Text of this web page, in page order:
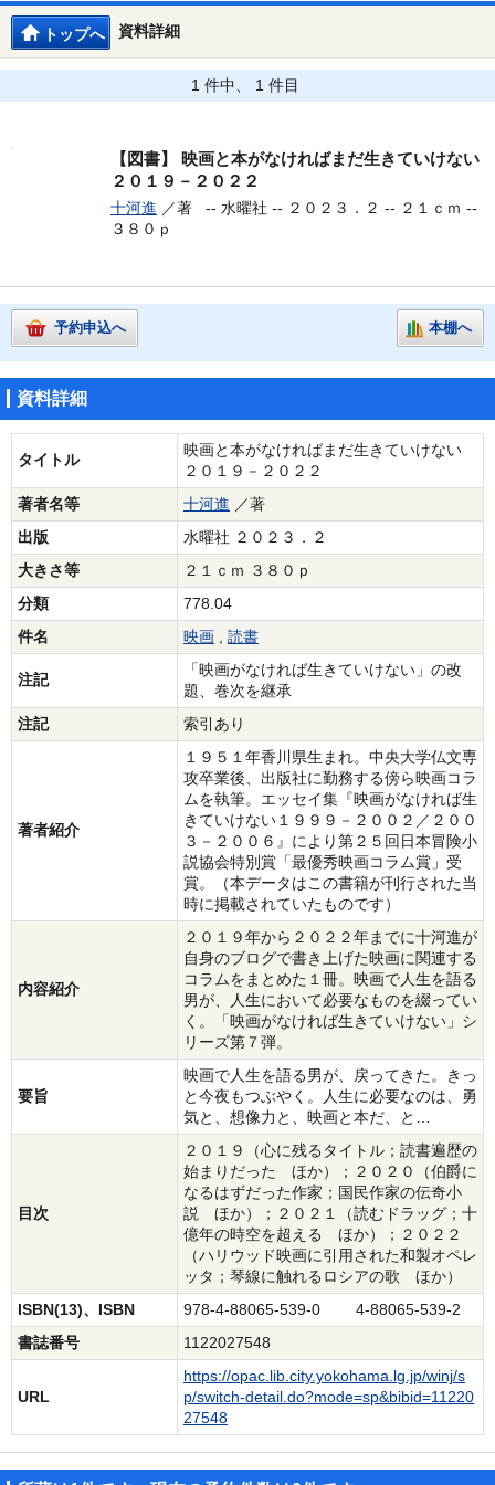
資料詳細
トップへ
1 件中、 1 件目
【図書】
映画と本がなければまだ生きていけない
２０１９－２０２２
十河進 ／著 -- 水曜社 -- ２０２３．２ -- ２１ｃｍ --
３８０ｐ
予約申込へ 本棚へ
資料詳細
タイトル
映画と本がなければまだ生きていけない
２０１９－２０２２
著者名等
十河進 ／著
出版
水曜社 ２０２３．２
大きさ等
２１ｃｍ ３８０ｐ
分類
778.04
件名
映画 , 読書
注記
「映画がなければ生きていけない」の改
題、巻次を継承
注記
索引あり
著者紹介
１９５１年香川県生まれ。中央大学仏文専
攻卒業後、出版社に勤務する傍ら映画コラ
ムを執筆。エッセイ集『映画がなければ生
きていけない１９９９－２００２／２００
３－２００６』により第２５回日本冒険小
説協会特別賞「最優秀映画コラム賞」受
賞。（本データはこの書籍が刊行された当
時に掲載されていたものです）
内容紹介
２０１９年から２０２２年までに十河進が
自身のブログで書き上げた映画に関連する
コラムをまとめた１冊。映画で人生を語る
男が、人生において必要なものを綴ってい
く。「映画がなければ生きていけない」シ
リーズ第７弾。
要旨
映画で人生を語る男が、戻ってきた。きっ
と今夜もつぶやく。人生に必要なのは、勇
気と、想像力と、映画と本だ、と…
目次
２０１９（心に残るタイトル；読書遍歴の
始まりだった ほか）；２０２０（伯爵に
なるはずだった作家；国民作家の伝奇小
説 ほか）；２０２１（読むドラッグ；十
億年の時空を超える ほか）；２０２２
（ハリウッド映画に引用された和製オペレ
ッタ；琴線に触れるロシアの歌 ほか）
ISBN(13)、ISBN
978-4-88065-539-0 4-88065-539-2
書誌番号
1122027548
URL
https://opac.lib.city.yokohama.lg.jp/winj/s
p/switch-detail.do?mode=sp&bibid=11220
27548